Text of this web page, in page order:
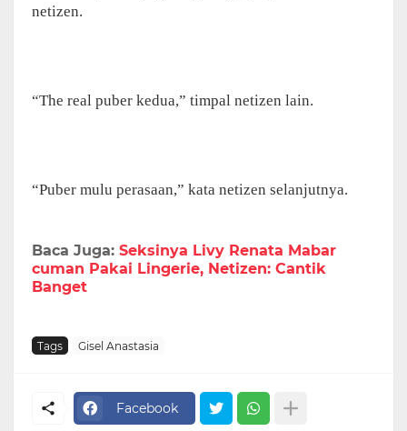
netizen.
“The real puber kedua,” timpal netizen lain.
“Puber mulu perasaan,” kata netizen selanjutnya.
Baca Juga: Seksinya Livy Renata Mabar
cuman Pakai Lingerie, Netizen: Cantik
Banget
Tags Gisel Anastasia
Facebook